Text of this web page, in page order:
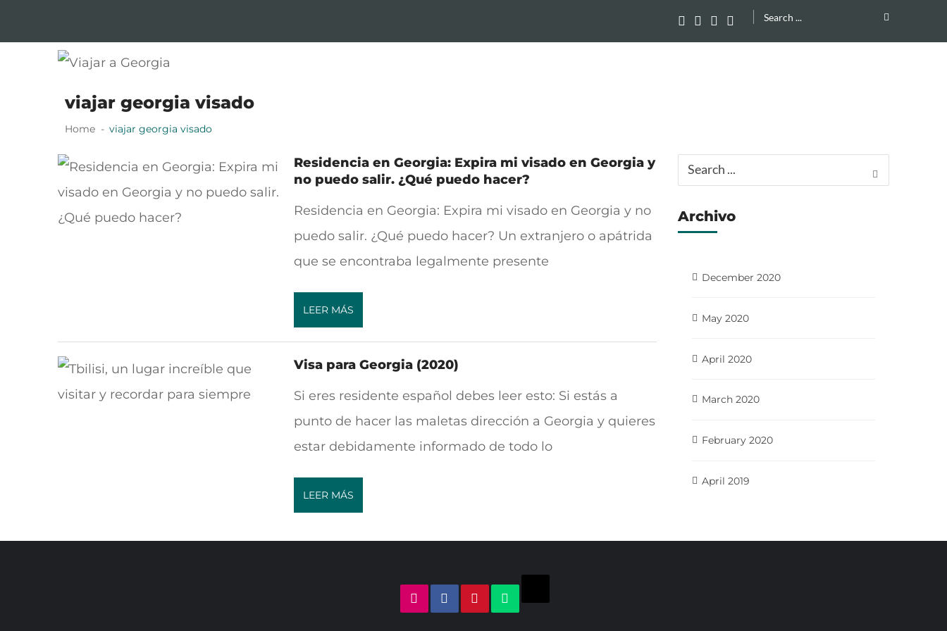
navigation
Search
for:
viajar georgia visado
Home viajar georgia visado
Residencia en Georgia: Expira mi visado en Georgia y
no puedo salir. ¿Qué puedo hacer?
Residencia en Georgia: Expira mi visado en Georgia y no
puedo salir. ¿Qué puedo hacer? Un extranjero o apátrida
que se encontraba legalmente presente
LEER MÁS
Visa para Georgia (2020)
Si eres residente español debes leer esto: Si estás a
punto de hacer las maletas dirección a Georgia y quieres
estar debidamente informado de todo lo
LEER MÁS
Search
for:
Archivo
December 2020
May 2020
April 2020
March 2020
February 2020
April 2019